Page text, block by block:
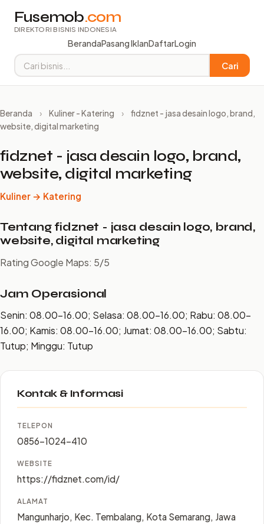
Fusemob.com
DIREKTORI BISNIS INDONESIA
BerandaPasang IklanDaftarLogin
Cari
Beranda › Kuliner - Katering ›
fidznet - jasa desain logo, brand,
website, digital marketing
fidznet - jasa desain logo, brand,
website, digital marketing
Kuliner → Katering
Tentang fidznet - jasa desain logo, brand,
website, digital marketing
Rating Google Maps: 5/5
Jam Operasional
Senin: 08.00–16.00; Selasa: 08.00–16.00; Rabu: 08.00–
16.00; Kamis: 08.00–16.00; Jumat: 08.00–16.00; Sabtu:
Tutup; Minggu: Tutup
Kontak & Informasi
TELEPON
0856-1024-410
WEBSITE
https://fidznet.com/id/
ALAMAT
Mangunharjo, Kec. Tembalang, Kota Semarang, Jawa